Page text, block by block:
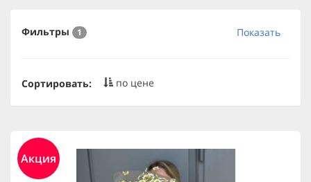
Фильтры 1 Показать
Сортировать: по цене
Акция